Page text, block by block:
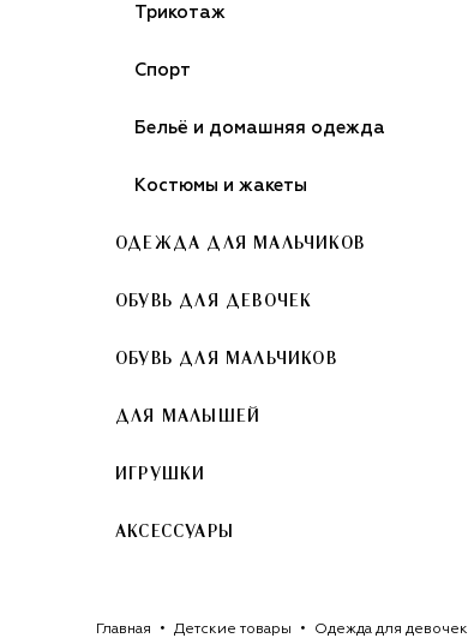
Трикотаж
Спорт
Бельё и домашняя одежда
Костюмы и жакеты
ОДЕЖДА ДЛЯ МАЛЬЧИКОВ
ОБУВЬ ДЛЯ ДЕВОЧЕК
ОБУВЬ ДЛЯ МАЛЬЧИКОВ
ДЛЯ МАЛЫШЕЙ
ИГРУШКИ
АКСЕССУАРЫ
Главная Детские товары Одежда для девочек